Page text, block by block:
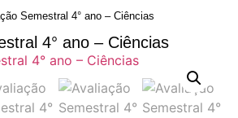
Semestral 4° ano – Ciências
4° ano – Ciências